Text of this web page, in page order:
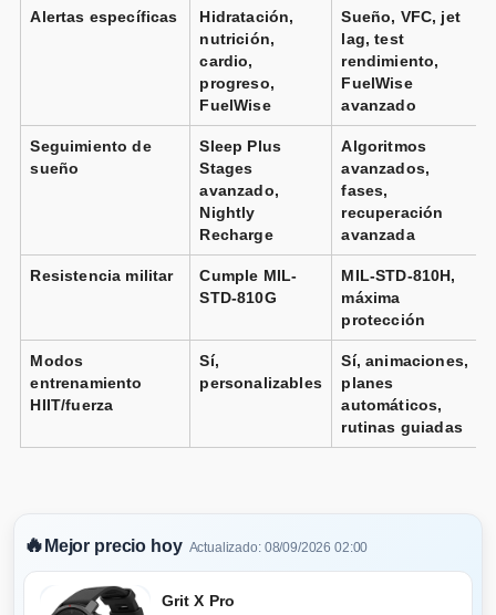
Alertas específicas
Hidratación,
nutrición,
cardio,
progreso,
FuelWise
Sueño, VFC, jet
lag, test
rendimiento,
FuelWise
avanzado
Seguimiento de
sueño
Sleep Plus
Stages
avanzado,
Nightly
Recharge
Algoritmos
avanzados,
fases,
recuperación
avanzada
Resistencia militar
Cumple MIL-
STD-810G
MIL-STD-810H,
máxima
protección
Modos
entrenamiento
HIIT/fuerza
Sí,
personalizables
Sí, animaciones,
planes
automáticos,
rutinas guiadas
🔥 Mejor precio hoy Actualizado: 08/09/2026 02:00
Grit X Pro